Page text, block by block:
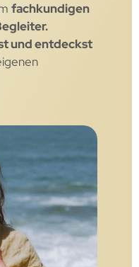
fachkundigen
.
und entdeckst